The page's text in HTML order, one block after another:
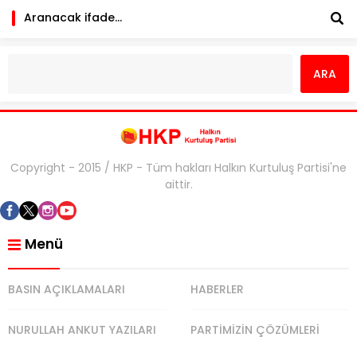
Copyright - 2015 / HKP - Tüm hakları Halkın Kurtuluş Partisi'ne
aittir.
Menü
BASIN AÇIKLAMALARI HABERLER
NURULLAH ANKUT YAZILARI PARTİMİZİN ÇÖZÜMLERİ